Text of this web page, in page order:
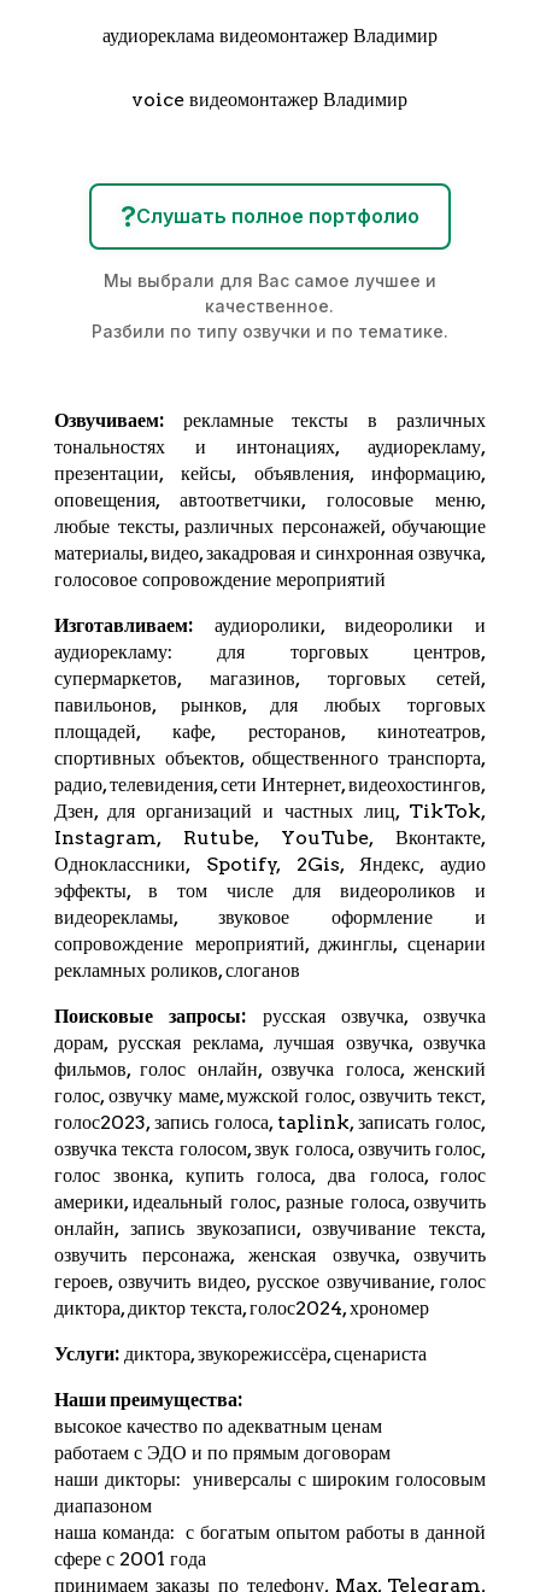
аудиореклама видеомонтажер Владимир
voice видеомонтажер Владимир
?Слушать полное портфолио
Мы выбрали для Вас самое лучшее и
качественное.
Разбили по типу озвучки и по тематике.
Озвучиваем:рекламные тексты в различных
тональностях и интонациях,аудиорекламу,
презентации, кейсы, объявления, информацию,
оповещения, автоответчики, голосовые меню,
любые тексты, различных персонажей, обучающие
материалы, видео, закадровая и синхронная озвучка,
голосовое сопровождение мероприятий
Изготавливаем:аудиоролики, видеоролики и
аудиорекламу: для торговых центров,
супермаркетов, магазинов, торговых сетей,
павильонов, рынков, для любых торговых
площадей, кафе, ресторанов, кинотеатров,
спортивных объектов, общественного транспорта,
радио, телевидения, сети Интернет, видеохостингов,
Дзен, для организаций и частных лиц, TikTok,
Instagram, Rutube, YouTube,Вконтакте,
Одноклассники, Spotify,2Gis,Яндекс, аудио
эффекты, в том числе для видеороликов и
видеорекламы, звуковое оформление и
сопровождение мероприятий, джинглы, сценарии
рекламных роликов, слоганов
Поисковые запросы:русская озвучка, озвучка
дорам, русская реклама, лучшая озвучка, озвучка
фильмов, голос онлайн, озвучка голоса, женский
голос, озвучку маме, мужской голос, озвучить текст,
голос2023, запись голоса, taplink, записать голос,
озвучка текста голосом, звук голоса, озвучить голос,
голос звонка, купить голоса, два голоса, голос
америки, идеальный голос, разные голоса, озвучить
онлайн, запись звукозаписи, озвучивание текста,
озвучить персонажа, женская озвучка, озвучить
героев, озвучить видео, русское озвучивание, голос
диктора, диктор текста, голос2024,хрономер
Услуги:диктора, звукорежиссёра, сценариста
Наши преимущества:
высокое качество по адекватным ценам
работаем с ЭДО и по прямым договорам
наши дикторы: универсалы с широким голосовым
диапазоном
наша команда: с богатым опытом работы в данной
сфере с 2001 года
принимаем заказы по телефону, Max, Telegram,